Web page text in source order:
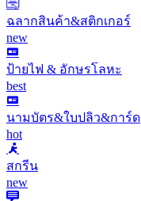
ฉลากสินค้า&สติกเกอร์
new
ป้ายไฟ & อักษรโลหะ
best
นามบัตร&ใบปลิว&การ์ด
hot
สกรีน
new